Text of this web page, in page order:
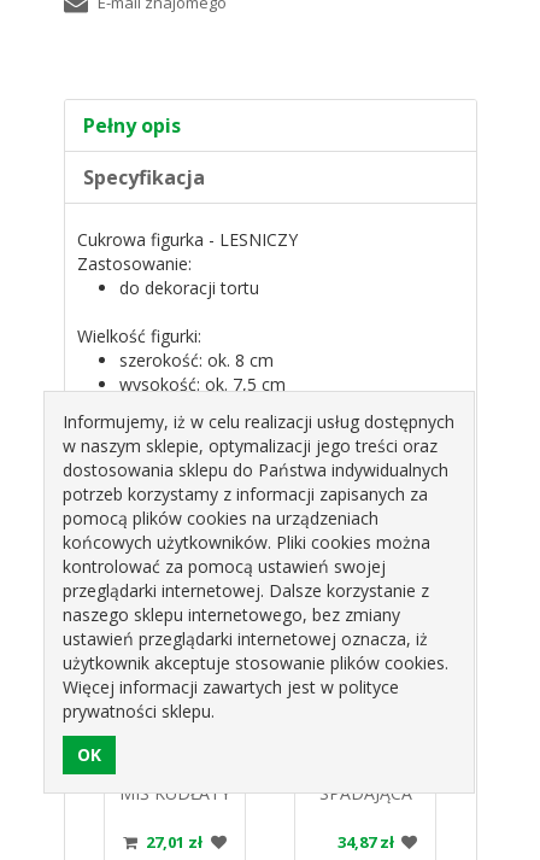
Pełny opis
Specyfikacja
Cukrowa figurka - LESNICZY
Zastosowanie:
do dekoracji tortu
Wielkość figurki:
szerokość: ok. 8 cm
wysokość: ok. 7,5 cm
Dekoracja wykonana z masy cukrowej (lukru
plastycznego) przy użyciu atestowanych
barwników spożywczych.
Cena za 1 sztukę.
Produkty pokrewne
D-
DEK.CUKROWA
MIŚ KUDŁATY
PJ
27,01 zł
SPADAJĄCA
08020
34,87 zł
Informujemy, iż w celu realizacji usług dostępnych
w naszym sklepie, optymalizacji jego treści oraz
dostosowania sklepu do Państwa indywidualnych
potrzeb korzystamy z informacji zapisanych za
pomocą plików cookies na urządzeniach
końcowych użytkowników. Pliki cookies można
kontrolować za pomocą ustawień swojej
przeglądarki internetowej. Dalsze korzystanie z
naszego sklepu internetowego, bez zmiany
ustawień przeglądarki internetowej oznacza, iż
użytkownik akceptuje stosowanie plików cookies.
Więcej informacji zawartych jest w polityce
prywatności sklepu.